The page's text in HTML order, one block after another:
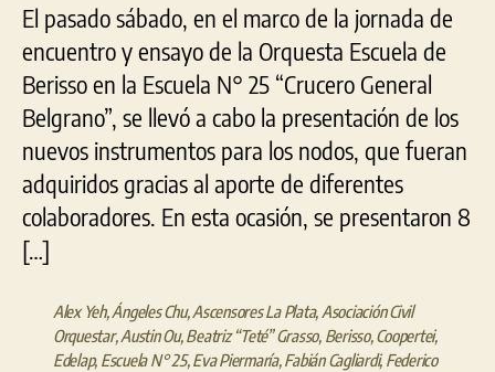
El pasado sábado, en el marco de la jornada de
encuentro y ensayo de la Orquesta Escuela de
Berisso en la Escuela N° 25 “Crucero General
Belgrano”, se llevó a cabo la presentación de los
nuevos instrumentos para los nodos, que fueran
adquiridos gracias al aporte de diferentes
colaboradores. En esta ocasión, se presentaron 8
[…]
Alex Yeh, Ángeles Chu, Ascensores La Plata, Asociación Civil
Orquestar, Austin Ou, Beatriz “Teté” Grasso, Berisso, Coopertei,
Edelap, Escuela N° 25, Eva Piermaría, Fabián Cagliardi, Federico